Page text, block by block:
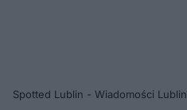
Spotted Lublin - Wiadomości Lublin